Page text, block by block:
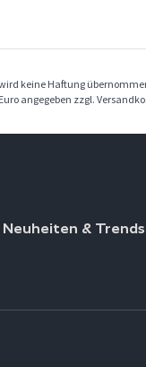
keine Haftung
angegeben zzgl.
&